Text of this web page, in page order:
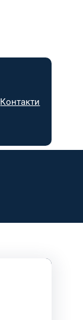
Контакти